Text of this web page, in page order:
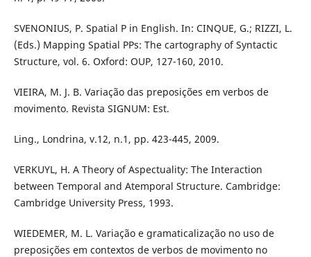
SVENONIUS, P. Spatial P in English. In: CINQUE, G.; RIZZI, L.
(Eds.) Mapping Spatial PPs: The cartography of Syntactic
Structure, vol. 6. Oxford: OUP, 127-160, 2010.
VIEIRA, M. J. B. Variação das preposições em verbos de
movimento. Revista SIGNUM: Est.
Ling., Londrina, v.12, n.1, pp. 423-445, 2009.
VERKUYL, H. A Theory of Aspectuality: The Interaction
between Temporal and Atemporal Structure. Cambridge:
Cambridge University Press, 1993.
WIEDEMER, M. L. Variação e gramaticalização no uso de
preposições em contextos de verbos de movimento no